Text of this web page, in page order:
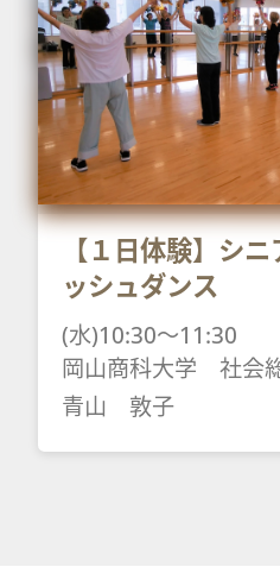
【１日体験】シ
ッシュダンス
(水)10:30～11:30
岡山商科大学 社会
青山 敦子